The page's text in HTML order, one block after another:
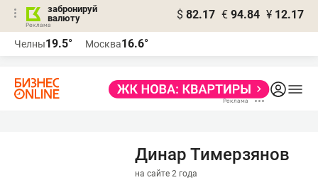
забронируй
валюту
$ 82.17 € 94.84 ¥ 12.17
Челны19.5° Москва16.6°
Динар Тимерзянов
на сайте 2 года